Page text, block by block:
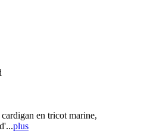
en tricot marine,
plus